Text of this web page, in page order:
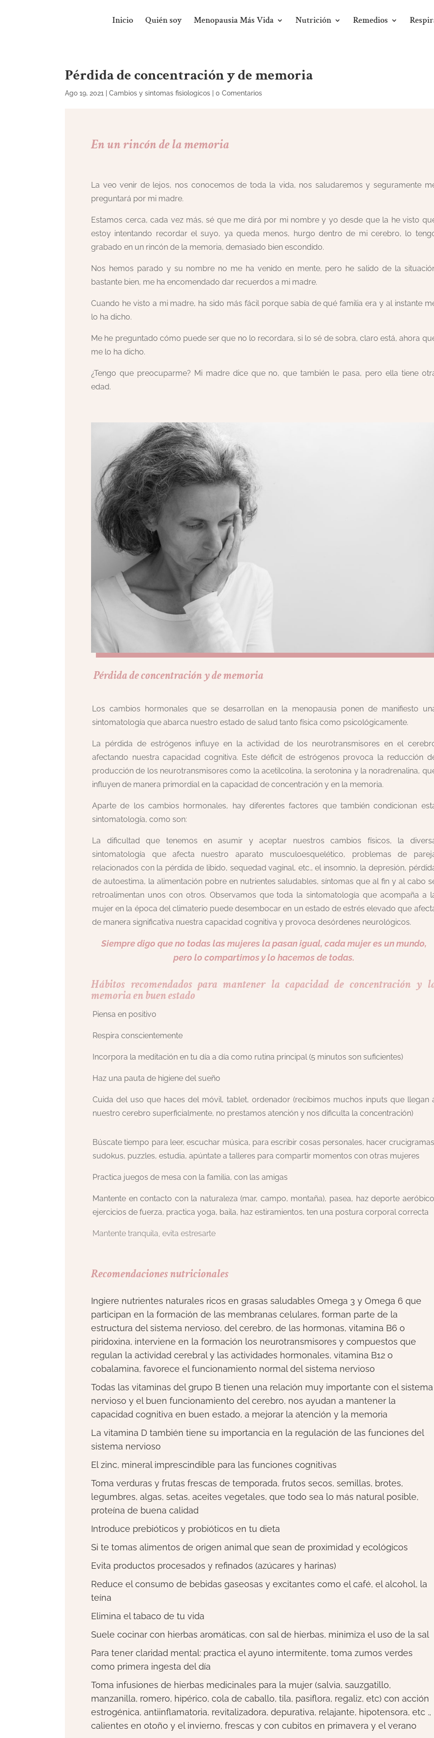
Inicio Quién soy Menopausia Más Vida Nutrición Remedios
Pérdida de concentración y de memoria
Ago 19, 2021 |Cambios y sintomas fisiologicos |0 Comentarios
En un rincón de la memoria
La veo venir de lejos, nos conocemos de toda la vida, nos saludaremos y seguramente
preguntará por mi madre.
Estamos cerca, cada vez más, sé que me dirá por mi nombre y yo desde que la he visto
estoy intentando recordar el suyo, ya queda menos, hurgo dentro de mi cerebro, lo
grabado en un rincón de la memoria, demasiado bien escondido.
Nos hemos parado y su nombre no me ha venido en mente, pero he salido de la
bastante bien, me ha encomendado dar recuerdos a mi madre.
Cuando he visto a mi madre, ha sido más fácil porque sabía de qué familia era y al instante
lo ha dicho.
Me he preguntado cómo puede ser que no lo recordara, si lo sé de sobra, claro está, ahora
me lo ha dicho.
¿Tengo que preocuparme? Mi madre dice que no, que también le pasa, pero ella tiene
edad.
Pérdida de concentración y de memoria
Los cambios hormonales que se desarrollan en la menopausia ponen de manifiesto
sintomatología que abarca nuestro estado de salud tanto física como psicológicamente.
La pérdida de estrógenos influye en la actividad de los neurotransmisores en el
afectando nuestra capacidad cognitiva. Este déficit de estrógenos provoca la reducción
producción de los neurotransmisores como la acetilcolina, la serotonina y la noradrenalina,
influyen de manera primordial en la capacidad de concentración y en la memoria.
Aparte de los cambios hormonales, hay diferentes factores que también condicionan
sintomatología, como son:
La dificultad que tenemos en asumir y aceptar nuestros cambios físicos, la
sintomatología que afecta nuestro aparato musculoesquelético, problemas de
relacionados con la pérdida de libido, sequedad vaginal, etc., el insomnio, la depresión,
de autoestima, la alimentación pobre en nutrientes saludables, síntomas que al fin y al cabo
retroalimentan unos con otros. Observamos que toda la sintomatología que acompaña a
mujer en la época del climaterio puede desembocar en un estado de estrés elevado que
de manera significativa nuestra capacidad cognitiva y provoca desórdenes neurológicos.
Siempre digo que no todas las mujeres la pasan igual, cada mujer es un mundo,
pero lo compartimos y lo hacemos de todas.
Hábitos recomendados para mantener la capacidad de concentración y
memoria en buen estado
Piensa en positivo
Respira conscientemente
Incorpora la meditación en tu día a día como rutina principal (5 minutos son suficientes)
Haz una pauta de higiene del sueño
Cuida del uso que haces del móvil, tablet, ordenador (recibimos muchos inputs que llegan
nuestro cerebro superficialmente, no prestamos atención y nos dificulta la concentración)
Búscate tiempo para leer, escuchar música, para escribir cosas personales, hacer
sudokus, puzzles, estudia, apúntate a talleres para compartir momentos con otras mujeres
Practica juegos de mesa con la familia, con las amigas
Mantente en contacto con la naturaleza (mar, campo, montaña), pasea, haz deporte
ejercicios de fuerza, practica yoga, baila, haz estiramientos, ten una postura corporal correcta
Mantente tranquila, evita estresarte
Recomendaciones nutricionales
Ingiere nutrientes naturales ricos en grasas saludables Omega 3 y Omega 6 que
participan en la formación de las membranas celulares, forman parte de la
estructura del sistema nervioso, del cerebro, de las hormonas, vitamina B6 o
piridoxina, interviene en la formación los neurotransmisores y compuestos que
regulan la actividad cerebral y las actividades hormonales, vitamina B12 o
cobalamina, favorece el funcionamiento normal del sistema nervioso
Todas las vitaminas del grupo B tienen una relación muy importante con el sistema
nervioso y el buen funcionamiento del cerebro, nos ayudan a mantener la
capacidad cognitiva en buen estado, a mejorar la atención y la memoria
La vitamina D también tiene su importancia en la regulación de las funciones del
sistema nervioso
El zinc, mineral imprescindible para las funciones cognitivas
Toma verduras y frutas frescas de temporada, frutos secos, semillas, brotes,
legumbres, algas, setas, aceites vegetales, que todo sea lo más natural posible,
proteína de buena calidad
Introduce prebióticos y probióticos en tu dieta
Si te tomas alimentos de origen animal que sean de proximidad y ecológicos
Evita productos procesados ​​y refinados (azúcares y harinas)
Reduce el consumo de bebidas gaseosas y excitantes como el café, el alcohol, la
teína
Elimina el tabaco de tu vida
Suele cocinar con hierbas aromáticas, con sal de hierbas, minimiza el uso de la sal
Para tener claridad mental: practica el ayuno intermitente, toma zumos verdes
como primera ingesta del día
Toma infusiones de hierbas medicinales para la mujer (salvia, sauzgatillo,
manzanilla, romero, hipérico, cola de caballo, tila, pasiflora, regaliz, etc) con acción
estrogénica, antiinflamatoria, revitalizadora, depurativa, relajante, hipotensora, etc .,
calientes en otoño y el invierno, frescas y con cubitos en primavera y el verano